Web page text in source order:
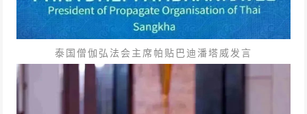
泰国僧伽弘法会主席帕贴巴迪潘塔威发言